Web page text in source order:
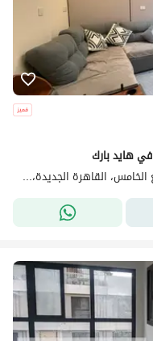
هايد بارك
كومباوند هايد بارك القاهرة الجديدة، التجمع الخامس، القاهرة الجديدة، القاهرة